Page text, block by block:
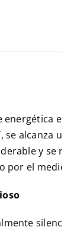
energética en
se alcanza un
y se
por el